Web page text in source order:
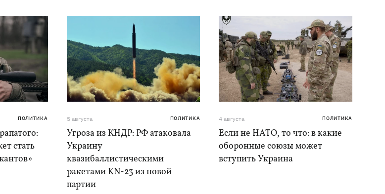
ПОЛИТИКА
стать
5 августа ПОЛИТИКА
Угроза из КНДР: РФ атаковала
Украину
квазибаллистическими
ракетами KN-23 из новой
партии
4 августа ПОЛИТИКА
Если не НАТО, то что: в какие
оборонные союзы может
вступить Украина